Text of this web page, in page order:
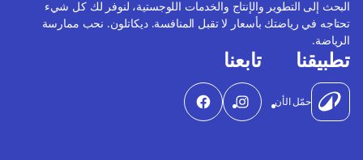
البحث إلى التطوير والإنتاج والخدمات اللوجستية، لنوفر لك كل شيء
تحتاجه في رياضتك بأسعار لا تقبل المنافسة. ديكاتلون. نحب ممارسة
الرياضة.
تطبيقنا
حمّل الأن
تابعنا